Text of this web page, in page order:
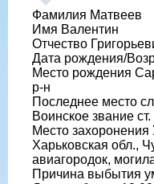
Фамилия Матвеев
Имя Валентин
Отчество
Дата рождения/
Место рождения
р-н
Последнее место
Воинское звание
Место
Харьковская обл.,
авиагородок,
Причина выбытия